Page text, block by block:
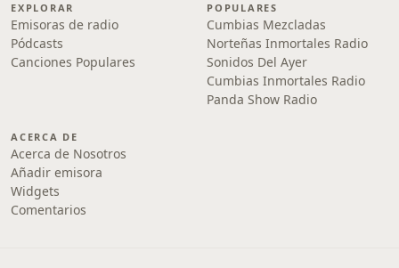
EXPLORAR
Emisoras de radio
Pódcasts
Canciones Populares
POPULARES
Cumbias Mezcladas
Norteñas Inmortales Radio
Sonidos Del Ayer
Cumbias Inmortales Radio
Panda Show Radio
ACERCA DE
Acerca de Nosotros
Añadir emisora
Widgets
Comentarios